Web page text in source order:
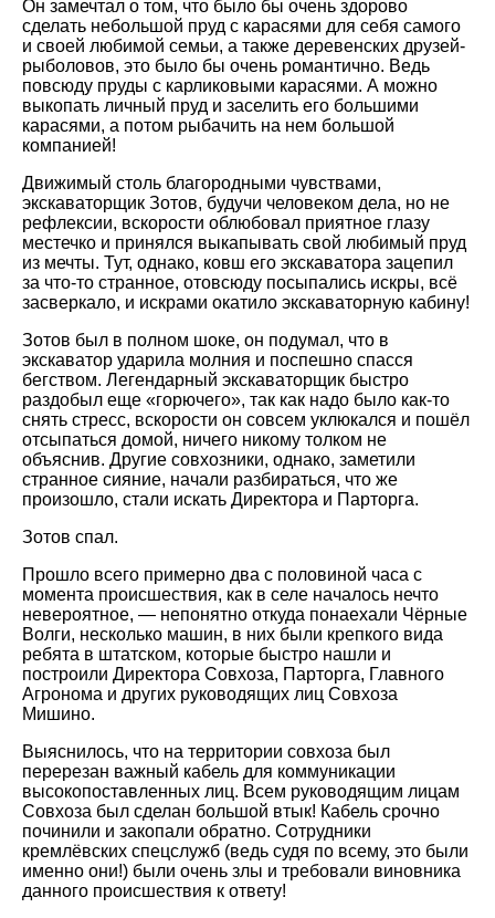
Он замечтал о том, что было бы очень здорово
сделать небольшой пруд с карасями для себя самого
и своей любимой семьи, а также деревенских друзей-
рыболовов, это было бы очень романтично. Ведь
повсюду пруды с карликовыми карасями. А можно
выкопать личный пруд и заселить его большими
карасями, а потом рыбачить на нем большой
компанией!
Движимый столь благородными чувствами,
экскаваторщик Зотов, будучи человеком дела, но не
рефлексии, вскорости облюбовал приятное глазу
местечко и принялся выкапывать свой любимый пруд
из мечты. Тут, однако, ковш его экскаватора зацепил
за что-то странное, отовсюду посыпались искры, всё
засверкало, и искрами окатило экскаваторную кабину!
Зотов был в полном шоке, он подумал, что в
экскаватор ударила молния и поспешно спасся
бегством. Легендарный экскаваторщик быстро
раздобыл еще «горючего», так как надо было как-то
снять стресс, вскорости он совсем уклюкался и пошёл
отсыпаться домой, ничего никому толком не
объяснив. Другие совхозники, однако, заметили
странное сияние, начали разбираться, что же
произошло, стали искать Директора и Парторга.
Зотов спал.
Прошло всего примерно два с половиной часа с
момента происшествия, как в селе началось нечто
невероятное, — непонятно откуда понаехали Чёрные
Волги, несколько машин, в них были крепкого вида
ребята в штатском, которые быстро нашли и
построили Директора Совхоза, Парторга, Главного
Агронома и других руководящих лиц Совхоза
Мишино.
Выяснилось, что на территории совхоза был
перерезан важный кабель для коммуникации
высокопоставленных лиц. Всем руководящим лицам
Совхоза был сделан большой втык! Кабель срочно
починили и закопали обратно. Сотрудники
кремлёвских спецслужб (ведь судя по всему, это были
именно они!) были очень злы и требовали виновника
данного происшествия к ответу!